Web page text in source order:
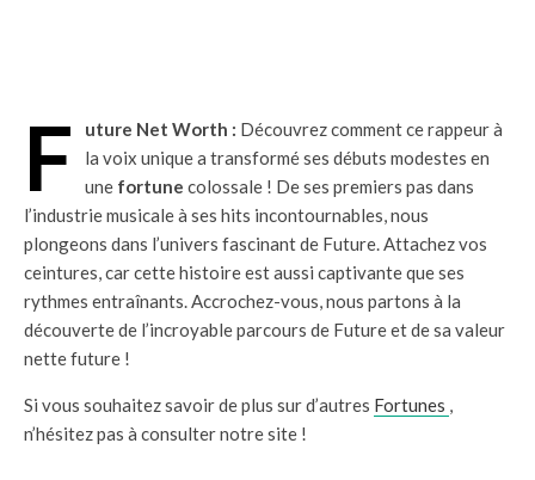
F uture Net Worth : Découvrez comment ce rappeur à
la voix unique a transformé ses débuts modestes en
une fortune colossale ! De ses premiers pas dans
l’industrie musicale à ses hits incontournables, nous
plongeons dans l’univers fascinant de Future. Attachez vos
ceintures, car cette histoire est aussi captivante que ses
rythmes entraînants. Accrochez-vous, nous partons à la
découverte de l’incroyable parcours de Future et de sa valeur
nette future !
Si vous souhaitez savoir de plus sur d’autres Fortunes ,
n’hésitez pas à consulter notre site !